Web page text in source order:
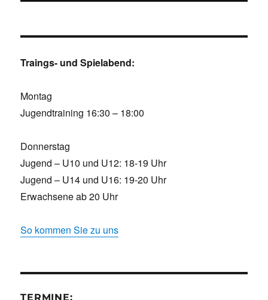
Traings- und Spielabend:
Montag
Jugendtraining 16:30 – 18:00
Donnerstag
Jugend – U10 und U12: 18-19 Uhr
Jugend – U14 und U16: 19-20 Uhr
Erwachsene ab 20 Uhr
So kommen Sie zu uns
TERMINE: